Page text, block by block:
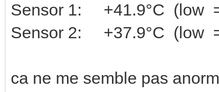
Sensor 1: +41.9°C (low =
Sensor 2: +37.9°C (low =
ca ne me semble pas